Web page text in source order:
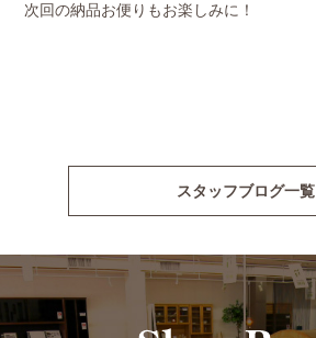
次回の納品お便りもお楽しみに！
スタッフブログ一覧